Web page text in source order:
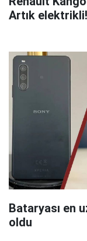
Artık elektrikli!
Bataryası en
oldu